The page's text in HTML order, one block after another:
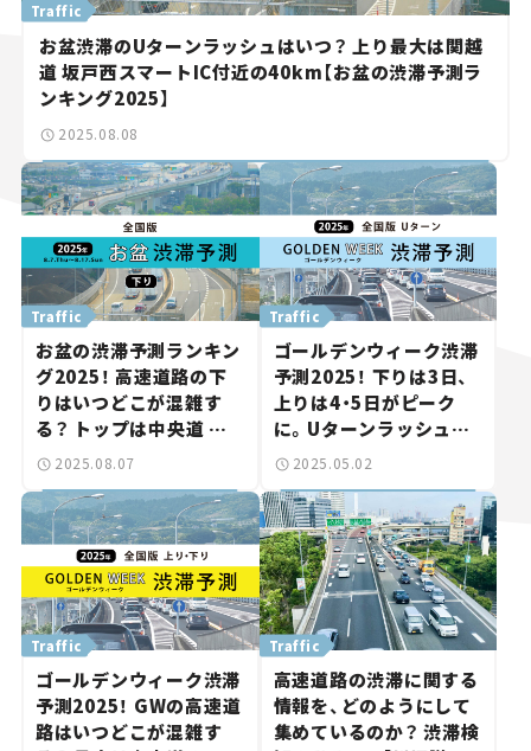
Traffic
お盆渋滞のUターンラッシュはいつ？ 上り最大は関越
道 坂戸西スマートIC付近の40km【お盆の渋滞予測ラ
ンキング2025】
2025.08.08
Traffic
お盆の渋滞予測ランキン
グ2025！ 高速道路の下
りはいつどこが混雑す
る？ トップは中央道 相
模湖IC付近の45km。
2025.08.07
Traffic
ゴールデンウィーク渋滞
予測2025！ 下りは3日、
上りは4・5日がピーク
に。Uターンラッシュを
回避しよう。
2025.05.02
Traffic
ゴールデンウィーク渋滞
予測2025！ GWの高速道
路はいつどこが混雑す
Traffic
高速道路の渋滞に関する
情報を、どのようにして
集めているのか？ 渋滞検